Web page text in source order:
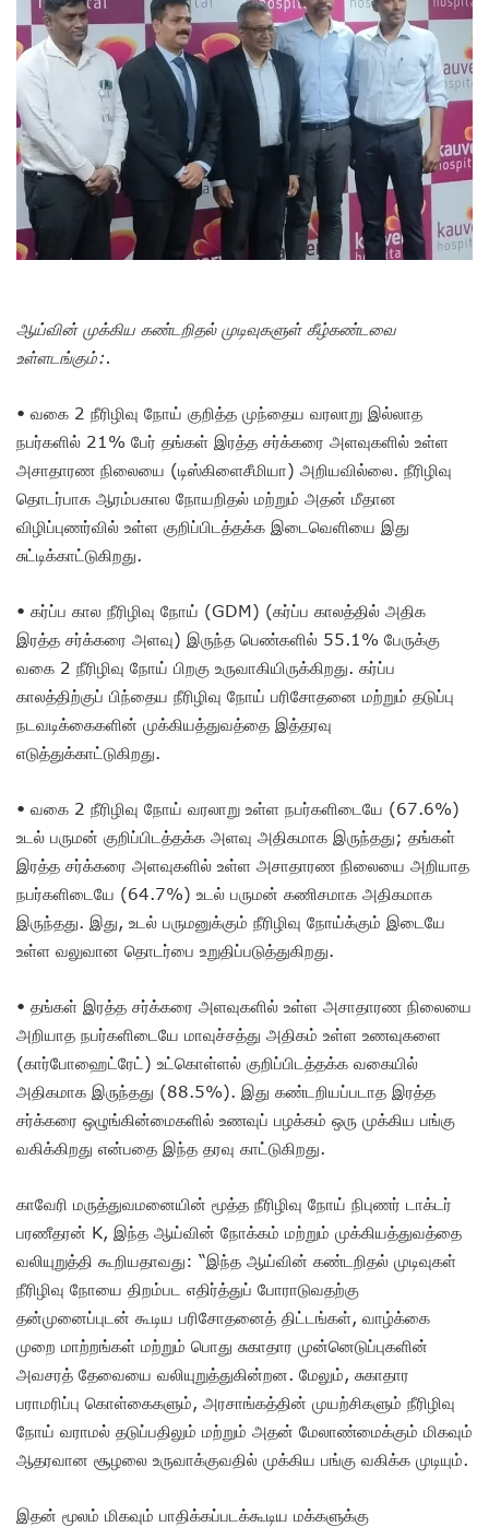
ஆய்வின் முக்கிய கண்டறிதல் முடிவுகளுள் கீழ்கண்டவை
உள்ளடங்கும்:.
• வகை 2 நீரிழிவு நோய் குறித்த முந்தைய வரலாறு இல்லாத
நபர்களில் 21% பேர் தங்கள் இரத்த சர்க்கரை அளவுகளில் உள்ள
அசாதாரண நிலையை (டிஸ்கிளைசீமியா) அறியவில்லை. நீரிழிவு
தொடர்பாக ஆரம்பகால நோயறிதல் மற்றும் அதன் மீதான
விழிப்புணர்வில் உள்ள குறிப்பிடத்தக்க இடைவெளியை இது
சுட்டிக்காட்டுகிறது.
• கர்ப்ப கால நீரிழிவு நோய் (GDM) (கர்ப்ப காலத்தில் அதிக
இரத்த சர்க்கரை அளவு) இருந்த பெண்களில் 55.1% பேருக்கு
வகை 2 நீரிழிவு நோய் பிறகு உருவாகியிருக்கிறது. கர்ப்ப
காலத்திற்குப் பிந்தைய நீரிழிவு நோய் பரிசோதனை மற்றும் தடுப்பு
நடவடிக்கைகளின் முக்கியத்துவத்தை இத்தரவு
எடுத்துக்காட்டுகிறது.
• வகை 2 நீரிழிவு நோய் வரலாறு உள்ள நபர்களிடையே (67.6%)
உடல் பருமன் குறிப்பிடத்தக்க அளவு அதிகமாக இருந்தது; தங்கள்
இரத்த சர்க்கரை அளவுகளில் உள்ள அசாதாரண நிலையை அறியாத
நபர்களிடையே (64.7%) உடல் பருமன் கணிசமாக அதிகமாக
இருந்தது. இது, உடல் பருமனுக்கும் நீரிழிவு நோய்க்கும் இடையே
உள்ள வலுவான தொடர்பை உறுதிப்படுத்துகிறது.
• தங்கள் இரத்த சர்க்கரை அளவுகளில் உள்ள அசாதாரண நிலையை
அறியாத நபர்களிடையே மாவுச்சத்து அதிகம் உள்ள உணவுகளை
(கார்போஹைட்ரேட்) உட்கொள்ளல் குறிப்பிடத்தக்க வகையில்
அதிகமாக இருந்தது (88.5%). இது கண்டறியப்படாத இரத்த
சர்க்கரை ஒழுங்கின்மைகளில் உணவுப் பழக்கம் ஒரு முக்கிய பங்கு
வகிக்கிறது என்பதை இந்த தரவு காட்டுகிறது.
காவேரி மருத்துவமனையின் மூத்த நீரிழிவு நோய் நிபுணர் டாக்டர்
பரணீதரன் K, இந்த ஆய்வின் நோக்கம் மற்றும் முக்கியத்துவத்தை
வலியுறுத்தி கூறியதாவது: “இந்த ஆய்வின் கண்டறிதல் முடிவுகள்
நீரிழிவு நோயை திறம்பட எதிர்த்துப் போராடுவதற்கு
தன்முனைப்புடன் கூடிய பரிசோதனைத் திட்டங்கள், வாழ்க்கை
முறை மாற்றங்கள் மற்றும் பொது சுகாதார முன்னெடுப்புகளின்
அவசரத் தேவையை வலியுறுத்துகின்றன. மேலும், சுகாதார
பராமரிப்பு கொள்கைகளும், அரசாங்கத்தின் முயற்சிகளும் நீரிழிவு
நோய் வராமல் தடுப்பதிலும் மற்றும் அதன் மேலாண்மைக்கும் மிகவும்
ஆதரவான சூழலை உருவாக்குவதில் முக்கிய பங்கு வகிக்க முடியும்.
இதன் மூலம் மிகவும் பாதிக்கப்படக்கூடிய மக்களுக்கு